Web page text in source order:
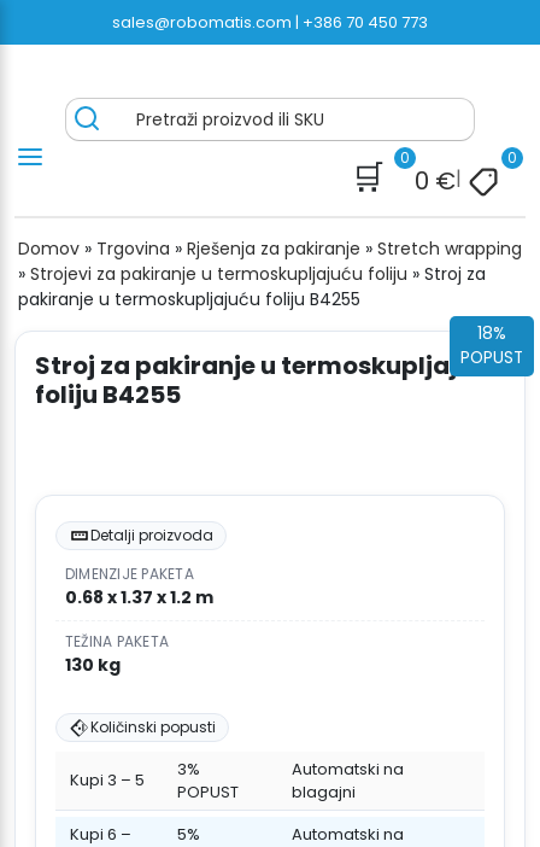
na
sales@robomatis.com | +386 70 450 773
ROBOMATIS®
Battery Strapping Tools and Packing Machines
Delivered Fast and Free
Pretraži proizvod ili SKU
🛒 0
0 €|
0
Domov » Trgovina » Rješenja za pakiranje » Stretch wrapping
» Strojevi za pakiranje u termoskupljajuću foliju » Stroj za
pakiranje u termoskupljajuću foliju B4255
Stroj za pakiranje u termoskupljajuću
foliju B4255
18%
POPUST
Detalji proizvoda
DIMENZIJE PAKETA
0.68 x 1.37 x 1.2 m
TEŽINA PAKETA
130 kg
Količinski popusti
Kupi 3 – 5
3%
POPUST
Automatski na
blagajni
Kupi 6 –
5%
Automatski na